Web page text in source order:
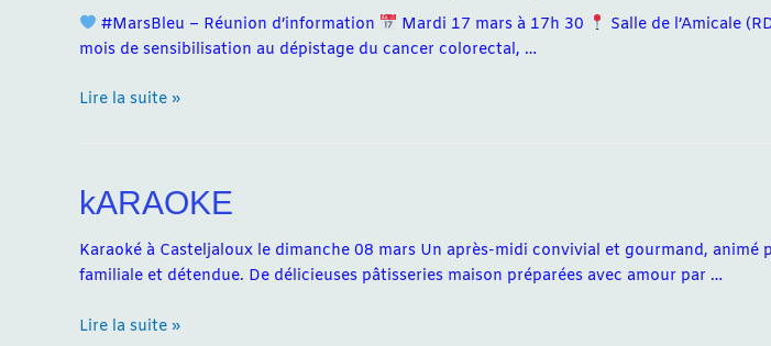
#MarsBleu – Réunion d’information Mardi 17 mars à 17h 30
Salle de l’Amicale
mois de sensibilisation au dépistage du cancer colorectal, …
d’information
Mardi
17
à
Lire la suite »
kARAOKE
Karaoké à Casteljaloux le dimanche 08 mars Un après-midi convivial et gourmand, animé
familiale et détendue. De délicieuses pâtisseries maison préparées avec amour par …
kARAOKE
Lire la suite »